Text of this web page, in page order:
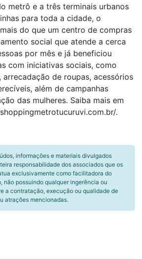
metrô e a três terminais urbanos
para toda a cidade, o
do que um centro de compras
social que atende a cerca
por mês e já beneficiou
com iniciativas sociais, como
arrecadação de roupas, acessórios
além de campanhas
das mulheres. Saiba mais em
.
informações e materiais divulgados
responsabilidade dos associados que os
exclusivamente como facilitadora do
não possuindo qualquer ingerência ou
a contratação, execução ou qualidade de
atrações mencionadas.